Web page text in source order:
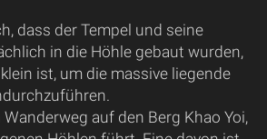
dass der Tempel und seine
in die Höhle gebaut wurden,
ist, um die massive liegende
auf den Berg Khao Yoi,